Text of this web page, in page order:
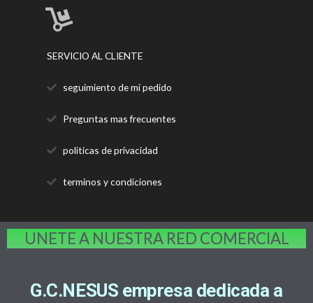
SERVICIO AL CLIENTE
seguimiento de mi pedido
Preguntas mas frecuentes
politicas de privacidad
terminos y condiciones
UNETE A NUESTRA RED COMERCIAL
G.C.NESUS empresa dedicada a